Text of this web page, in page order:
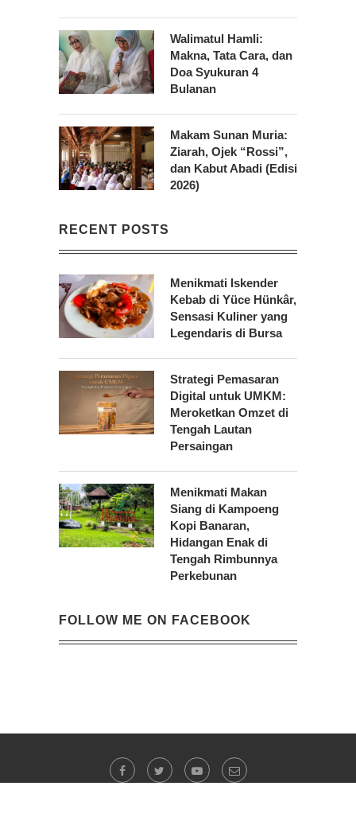
Walimatul Hamli:
Makna, Tata Cara, dan
Doa Syukuran 4
Bulanan
Makam Sunan Muria:
Ziarah, Ojek “Rossi”,
dan Kabut Abadi (Edisi
2026)
RECENT POSTS
Menikmati Iskender
Kebab di Yüce Hünkâr,
Sensasi Kuliner yang
Legendaris di Bursa
Strategi Pemasaran
Digital untuk UMKM:
Meroketkan Omzet di
Tengah Lautan
Persaingan
Menikmati Makan
Siang di Kampoeng
Kopi Banaran,
Hidangan Enak di
Tengah Rimbunnya
Perkebunan
FOLLOW ME ON FACEBOOK